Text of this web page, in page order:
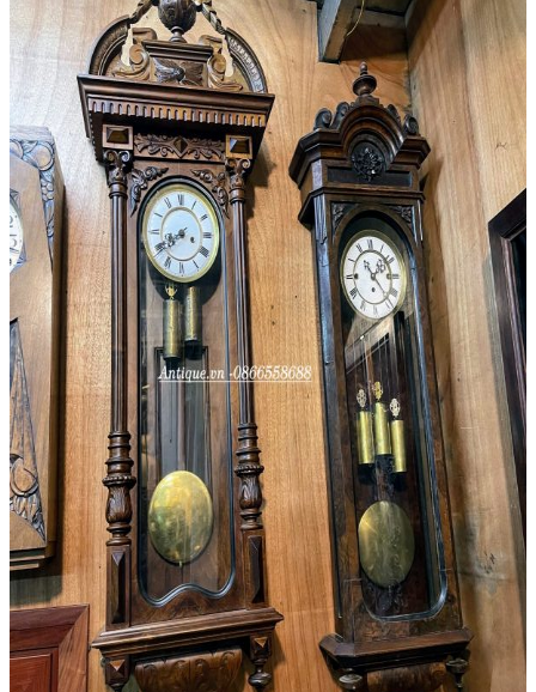
Âu – Bát
Bộ Ấm Chén
Bộ Ly Pha Lê
Lọ Hoa
Đèn Pha Lê
Đèn
Đèn Tiffani
Đèn 3 Dây
Đèn Bàn
Đèn Cây
Đèn Chùm
Đèn Dầu
Đèn Tường
Đèn Tượng
Chân Đèn
Lam Đèn Dầu
Đồ Đồng
Ấm Chén – Âu Đồng
Bàn Kệ Đồng
Bình Lọ Đồng
Chân Nến
Hộp Trang Sức
Phù Điêu
Thánh Giá
Tượng Đồng
Đồ Đồng Khác
Đôn Đồng
Bộ Chân Nến
Chân Nến Đồng